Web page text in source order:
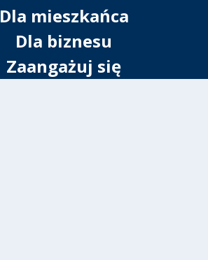
Dla mieszkańca
Dla biznesu
Zaangażuj się